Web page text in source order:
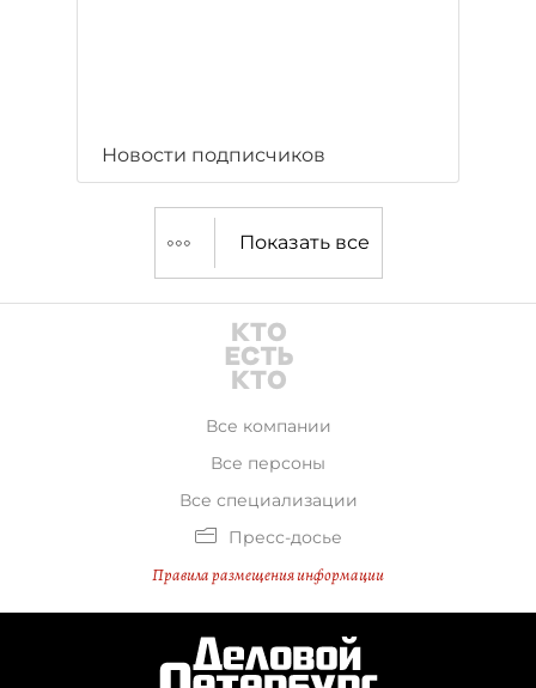
Новости подписчиков
Показать все
Все компании
Все персоны
Все специализации
Пресс-досье
Правила размещения информации